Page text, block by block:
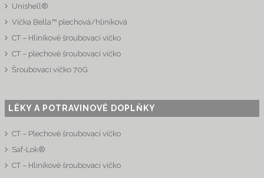
Unishell®
Víčka Bella™ plechová/hliníková
CT – Hliníkové šroubovací víčko
CT – plechové šroubovací víčko
Šroubovací víčko 70G
LÉKY A POTRAVINOVÉ DOPLŇKY
CT – Plechové šroubovací víčko
Saf-Lok®
CT – Hliníkové šroubovací víčko